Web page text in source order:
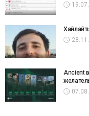
Ancient